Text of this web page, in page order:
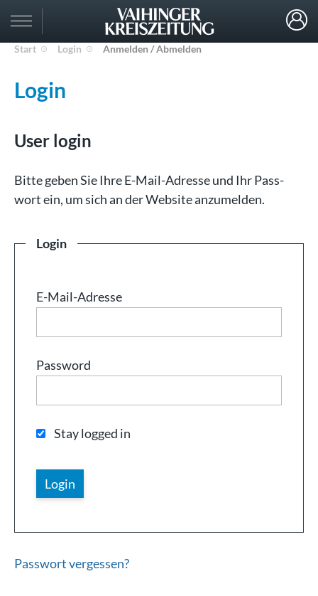
Start Login Anmelden / Abmelden
Login
User login
Bit­te ge­ben Sie Ih­re E-Mail-Adresse und Ihr Pass­
wort ein, um sich an der Web­site an­zu­mel­den.
Login
E-Mail-Adresse
Password
Stay logged in
Passwort vergessen?